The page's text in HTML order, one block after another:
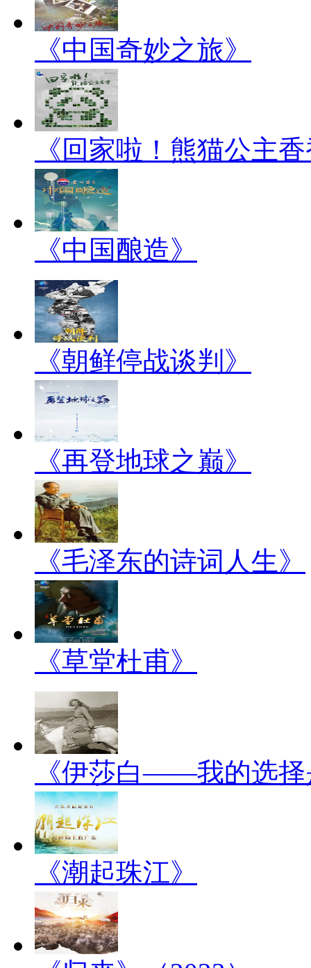
《中国奇妙之旅》
《回家啦！熊猫公主
《中国酿造》
《朝鲜停战谈判》
《再登地球之巅》
《毛泽东的诗词人生》
《草堂杜甫》
《伊莎白——我的选择
《潮起珠江》